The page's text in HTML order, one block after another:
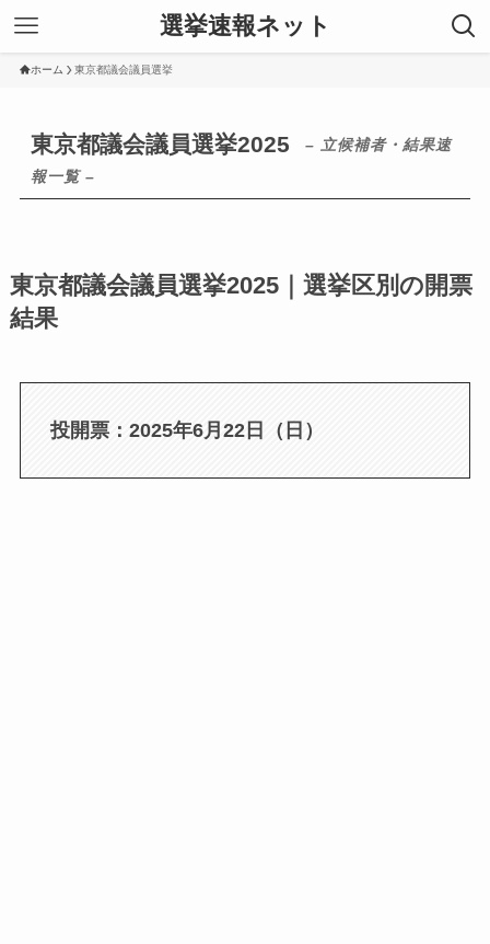
選挙速報ネット
ホーム 東京都議会議員選挙
東京都議会議員選挙2025
– 立候補者・結果速
報一覧 –
東京都議会議員選挙2025｜選挙区別の開票
結果
投開票：2025年6月22日（日）